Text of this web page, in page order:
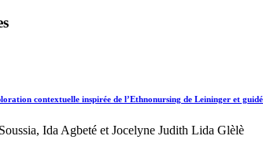
contextuelle inspirée de l’Ethnonursing de Leininger et
Ida Agbeté et Jocelyne Judith Lida Glèlè